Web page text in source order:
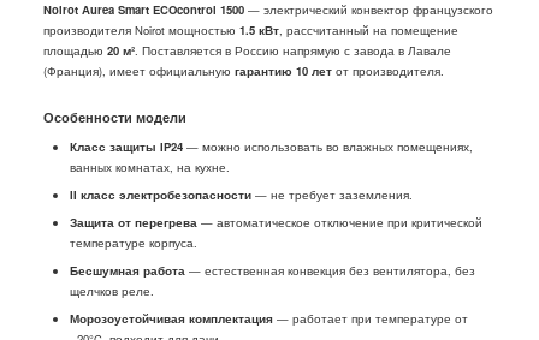
Noirot Aurea Smart ECOcontrol 1500 — электрический конвектор французского
производителя Noirot мощностью 1.5 кВт, рассчитанный на помещение
площадью 20 м². Поставляется в Россию напрямую с завода в Лавале
(Франция), имеет официальную гарантию 10 лет от производителя.
Особенности модели
Класс защиты IP24 — можно использовать во влажных помещениях,
ванных комнатах, на кухне.
II класс электробезопасности — не требует заземления.
Защита от перегрева — автоматическое отключение при критической
температуре корпуса.
Бесшумная работа — естественная конвекция без вентилятора, без
щелчков реле.
Морозоустойчивая комплектация — работает при температуре от